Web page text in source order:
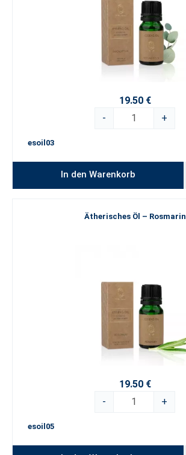
19.50 €
-
+
esoil03
In den Warenkorb
Ätherisches Öl – Rosmarin
19.50 €
-
+
esoil05